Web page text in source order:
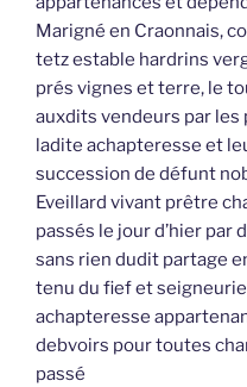
Marigné en Craonnais,
tetz estable hardrins
prés vignes et terre, le
auxdits vendeurs par
ladite achapteresse et
succession de défunt
Eveillard vivant prêtre
passés le jour d’hier par
sans rien dudit partage
tenu du fief et
achapteresse
debvoirs pour toutes
passé